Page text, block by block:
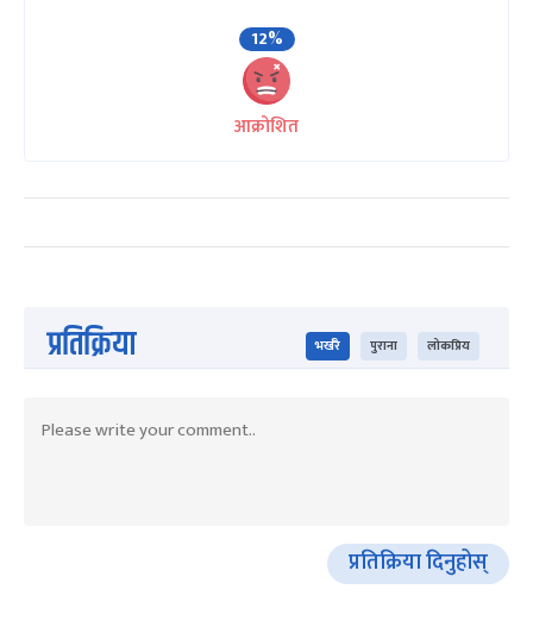
12%
आक्रोशित
प्रतिक्रिया भर्खरै पुराना लोकप्रिय
प्रतिक्रिया दिनुहोस्